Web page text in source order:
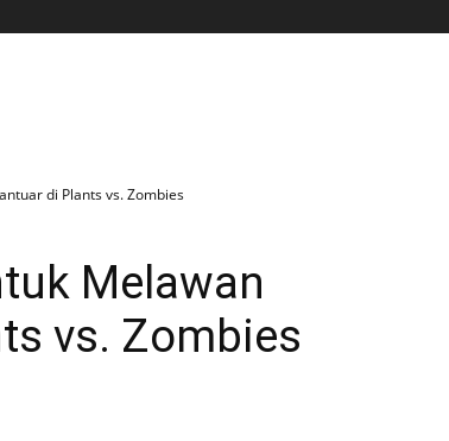
di Plants vs. Zombies
Melawan
vs. Zombies